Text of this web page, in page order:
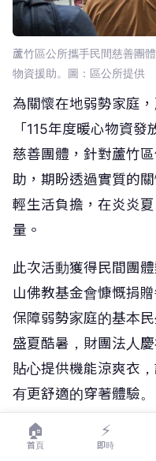
蘆竹區公所攜手民間慈善團
物資援助。圖：區公所提供
為關懷在地弱勢家庭
「115年度暖心物資
慈善團體，針對蘆竹
助，期盼透過實質的
輕生活負擔，在炎炎
量。
此次活動獲得民間團
山佛教基金會慷慨捐
保障弱勢家庭的基本
盛夏酷暑，財團法人
貼心提供機能涼爽衣
有更舒適的穿著體驗。
蘆竹區公所強調，將
🏠
首頁
⚡
即時